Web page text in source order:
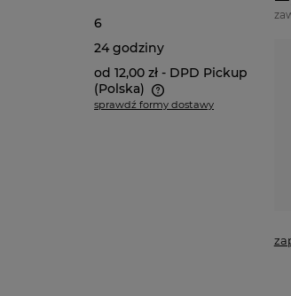
6
24 godziny
od 12,00 zł - DPD Pickup
(Polska)
sprawdź formy dostawy